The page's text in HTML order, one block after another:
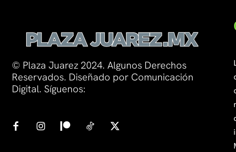
© Plaza Juarez 2024. Algunos Derechos
Reservados. Diseñado por Comunicación
Digital. Síguenos: